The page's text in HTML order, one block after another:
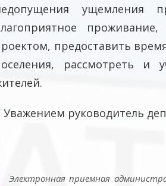
ущемления
предоставить
рассмотреть и
Уважением руководитель
Электронная приемная